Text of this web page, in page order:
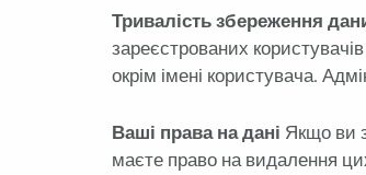
Тривалість збереження
зареєстрованих
окрім імені користувача.
Ваші права на дані Якщо ви
маєте право на видалення